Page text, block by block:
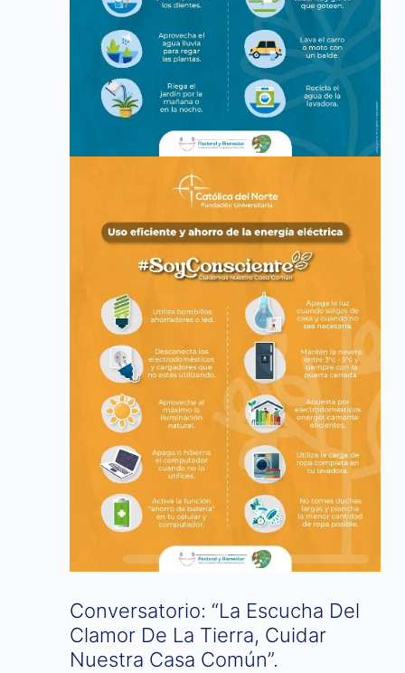
Conversatorio: “La Escucha Del
Clamor De La Tierra, Cuidar
Nuestra Casa Común”.